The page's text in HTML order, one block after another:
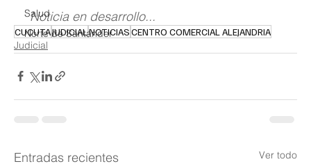
Salud
Norte de Santander
Noticia en desarrollo...
CUCUTAJUDICIALNOTICIASCENTRO COMERCIAL ALEJANDRIA
Judicial
Entradas recientes Ver todo